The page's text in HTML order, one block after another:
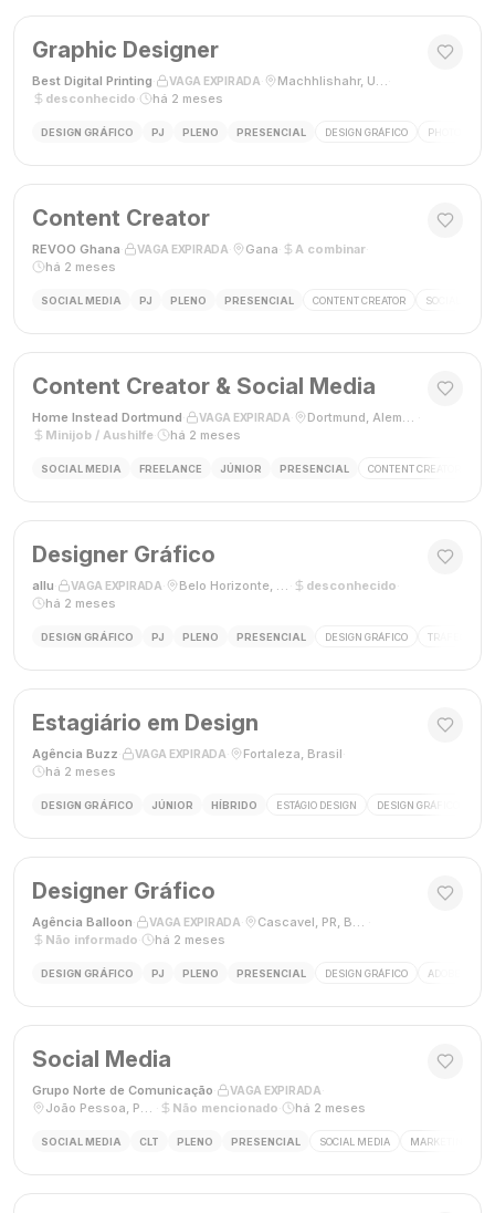
Graphic Designer
Best Digital Printing VAGA EXPIRADA Machhlishahr, Uttar Pradesh, Índia
desconhecido
há 2 meses
DESIGN GRÁFICO PJ PLENO PRESENCIAL DESIGN GRÁFICO PHOTOSHOP
Content Creator
REVOO Ghana VAGA EXPIRADA Gana A combinar·
há 2 meses
SOCIAL MEDIA PJ PLENO PRESENCIAL CONTENT CREATOR SOCIAL MEDIA
Content Creator & Social Media
Home Instead Dortmund VAGA EXPIRADA Dortmund, Alemanha
Minijob / Aushilfe
há 2 meses
SOCIAL MEDIA FREELANCE JÚNIOR PRESENCIAL CONTENT CREATOR
Designer Gráfico
allu VAGA EXPIRADA Belo Horizonte, MG, Brasil desconhecido
há 2 meses
DESIGN GRÁFICO PJ PLENO PRESENCIAL DESIGN GRÁFICO TRÁFEGO
Estagiário em Design
Agência Buzz VAGA EXPIRADA Fortaleza, Brasil
há 2 meses
DESIGN GRÁFICO JÚNIOR HÍBRIDO ESTÁGIO DESIGN DESIGN GRÁFICO
Designer Gráfico
Agência Balloon VAGA EXPIRADA Cascavel, PR, Brasil
Não informado
há 2 meses
DESIGN GRÁFICO PJ PLENO PRESENCIAL DESIGN GRÁFICO ADOBE
Social Media
Grupo Norte de Comunicação VAGA EXPIRADA
João Pessoa, Paraíba, Brasil
Não mencionado há 2 meses
SOCIAL MEDIA CLT PLENO PRESENCIAL SOCIAL MEDIA MARKETING